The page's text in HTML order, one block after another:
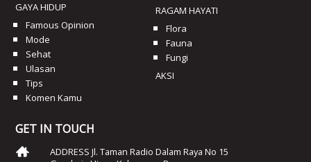
GAYA HIDUP
Famous Opinion
Mode
Sehat
Ulasan
Tips
Komen Kamu
RAGAM HAYATI
Flora
Fauna
Fungi
AKSI
GET IN TOUCH
ADDRESS Jl. Taman Radio Dalam Raya No 15